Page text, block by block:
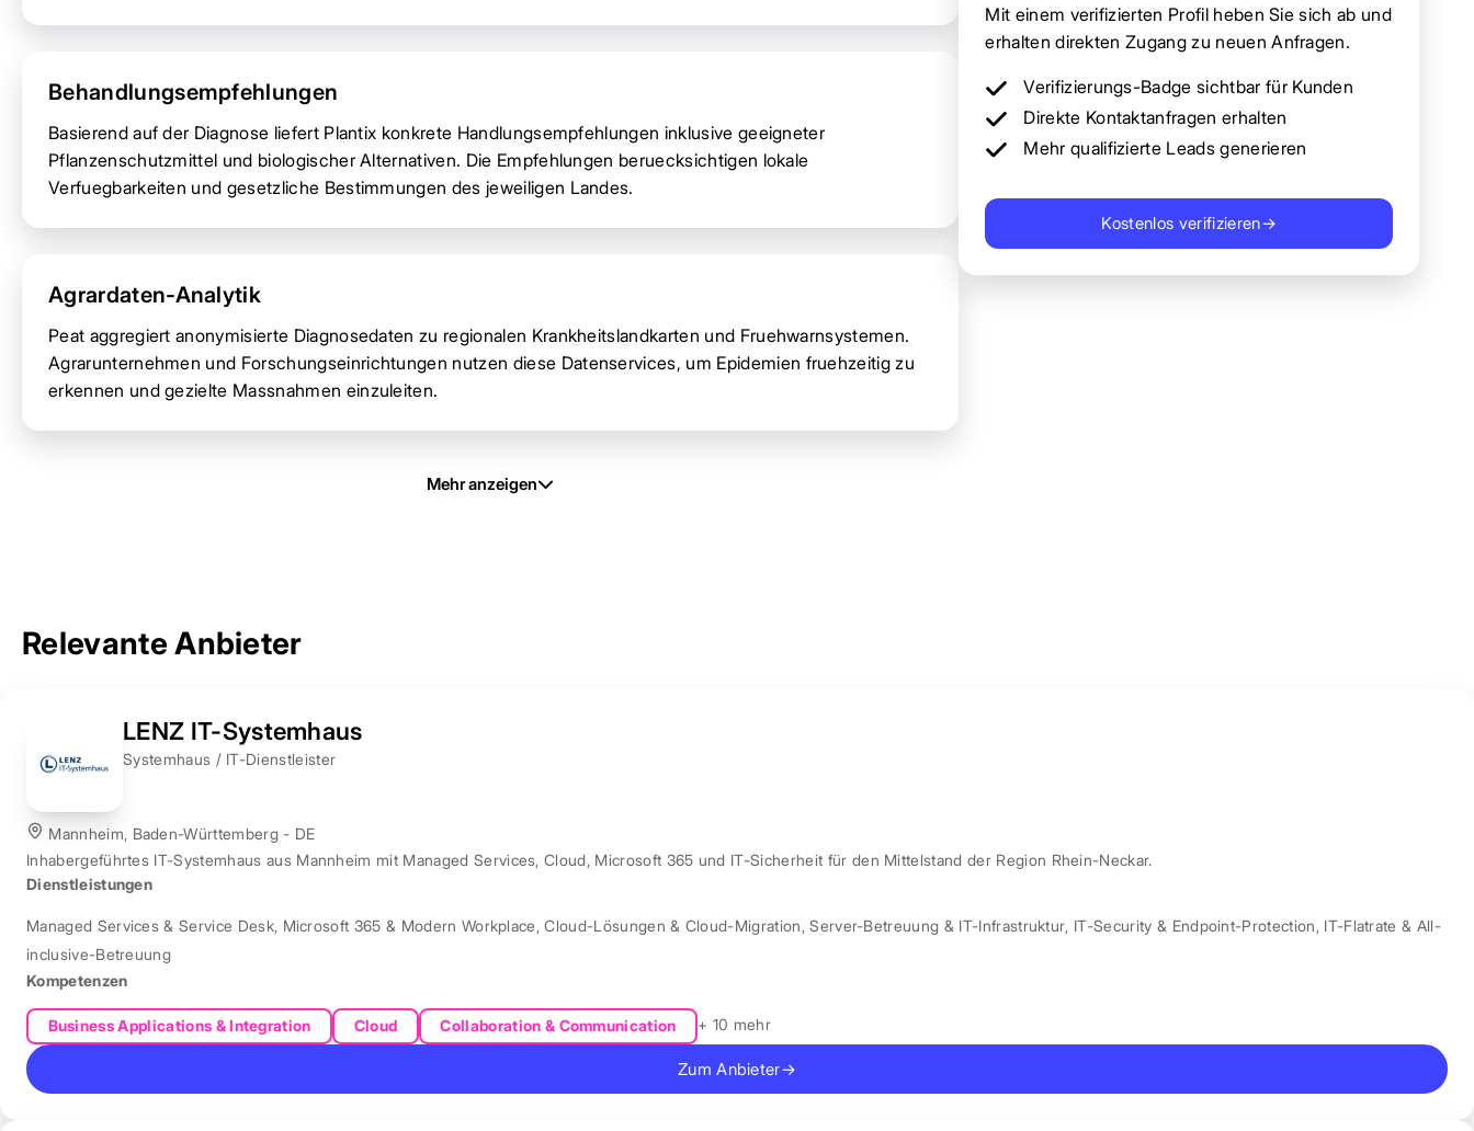
Behandlungsempfehlungen
Basierend auf der Diagnose liefert Plantix konkrete Handlungsempfehlungen inklusive geeigneter
Pflanzenschutzmittel und biologischer Alternativen. Die Empfehlungen beruecksichtigen lokale
Verfuegbarkeiten und gesetzliche Bestimmungen des jeweiligen Landes.
Agrardaten-Analytik
Peat aggregiert anonymisierte Diagnosedaten zu regionalen Krankheitslandkarten und Fruehwarnsystemen.
Agrarunternehmen und Forschungseinrichtungen nutzen diese Datenservices, um Epidemien fruehzeitig zu
erkennen und gezielte Massnahmen einzuleiten.
Mehr anzeigen
Mit einem verifizierten Profil heben Sie sich ab und
erhalten direkten Zugang zu neuen Anfragen.
Verifizierungs-Badge sichtbar für Kunden
Direkte Kontaktanfragen erhalten
Mehr qualifizierte Leads generieren
Kostenlos verifizieren→
Relevante Anbieter
LENZ IT-Systemhaus
Systemhaus / IT-Dienstleister
Mannheim, Baden-Württemberg - DE
Inhabergeführtes IT-Systemhaus aus Mannheim mit Managed Services, Cloud, Microsoft 365 und IT-Sicherheit für den Mittelstand der Region Rhein-Neckar.
Dienstleistungen
Managed Services & Service Desk, Microsoft 365 & Modern Workplace,Cloud-Lösungen & Cloud-Migration,Server-Betreuung & IT-Infrastruktur, IT-Security & Endpoint-Protection, IT-Flatrate & All-
inclusive-Betreuung
Kompetenzen
Business Applications & Integration Cloud Collaboration & Communication + 10 mehr
Zum Anbieter→